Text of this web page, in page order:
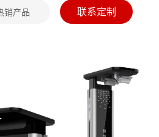
销产品 联系定制